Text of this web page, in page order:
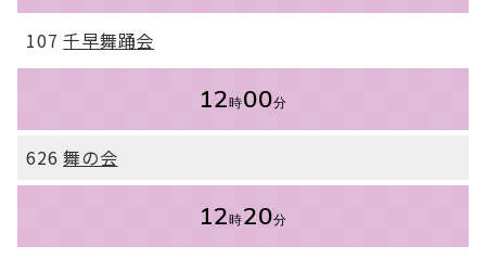
107千早舞踊会
12時00分
626舞の会
12時20分